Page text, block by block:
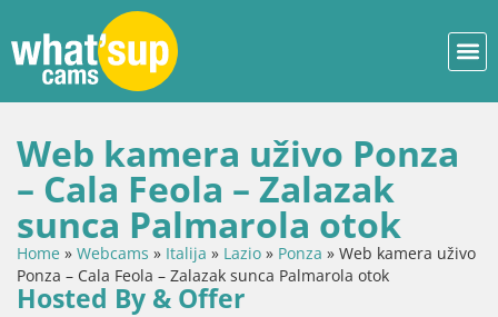
Web kamera uživo Ponza
– Cala Feola – Zalazak
sunca Palmarola otok
Home » Webcams » Italija » Lazio » Ponza » Web kamera uživo
Ponza – Cala Feola – Zalazak sunca Palmarola otok
Hosted By & Offer